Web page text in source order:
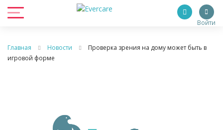
Войти
Главная Новости
Проверка зрения на дому может быть в
игровой форме